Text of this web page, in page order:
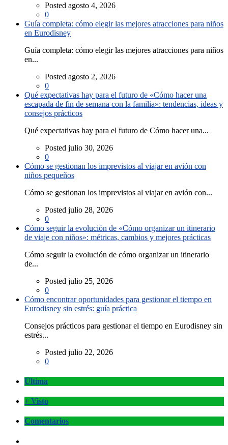
Posted agosto 4, 2026
0
Guía completa: cómo elegir las mejores atracciones para niños
en Eurodisney
Guía completa: cómo elegir las mejores atracciones para niños
en...
Posted agosto 2, 2026
0
Qué expectativas hay para el futuro de «Cómo hacer una
escapada de fin de semana con la familia»: tendencias, ideas y
consejos prácticos
Qué expectativas hay para el futuro de Cómo hacer una...
Posted julio 30, 2026
0
Cómo se gestionan los imprevistos al viajar en avión con
niños pequeños
Cómo se gestionan los imprevistos al viajar en avión con...
Posted julio 28, 2026
0
Cómo seguir la evolución de «Cómo organizar un itinerario
de viaje con niños»: métricas, cambios y mejores prácticas
Cómo seguir la evolución de cómo organizar un itinerario
de...
Posted julio 25, 2026
0
Cómo encontrar oportunidades para gestionar el tiempo en
Eurodisney sin estrés: guía práctica
Consejos prácticos para gestionar el tiempo en Eurodisney sin
estrés...
Posted julio 22, 2026
0
Última
+ Visto
Comentarios